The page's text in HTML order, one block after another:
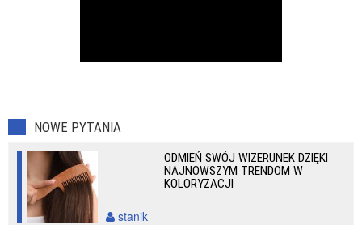
NOWE PYTANIA
ODMIEŃ SWÓJ WIZERUNEK DZIĘKI
NAJNOWSZYM TRENDOM W
KOLORYZACJI
stanik